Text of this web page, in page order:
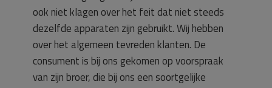
ook niet klagen over het feit dat niet steeds
dezelfde apparaten zijn gebruikt. Wij hebben
over het algemeen tevreden klanten. De
consument is bij ons gekomen op voorspraak
van zijn broer, die bij ons een soortgelijke